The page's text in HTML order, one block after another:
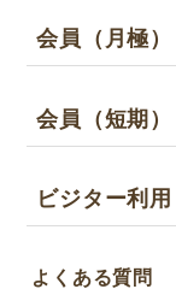
会員（月極）
会員（短期）
ビジター利用
よくある質問